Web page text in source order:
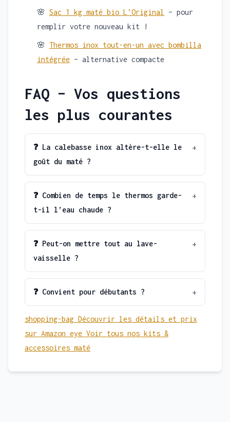
🌸 Sac 1 kg maté bio L’Original
– pour
remplir votre nouveau kit !
🌸 Thermos inox tout-en-un avec bombilla
intégrée – alternative compacte
FAQ – Vos questions
les plus courantes
❓ La calebasse inox altère-t-elle le
goût du maté ?
❓ Combien de temps le thermos garde-
t-il l’eau chaude ?
❓ Peut-on mettre tout au lave-
vaisselle ?
❓ Convient pour débutants ?
shopping-bag Découvrir les détails et prix
sur Amazon eye Voir tous nos kits &
accessoires maté